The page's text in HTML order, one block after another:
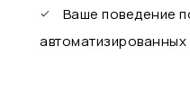
Ваше поведение
автоматизированных